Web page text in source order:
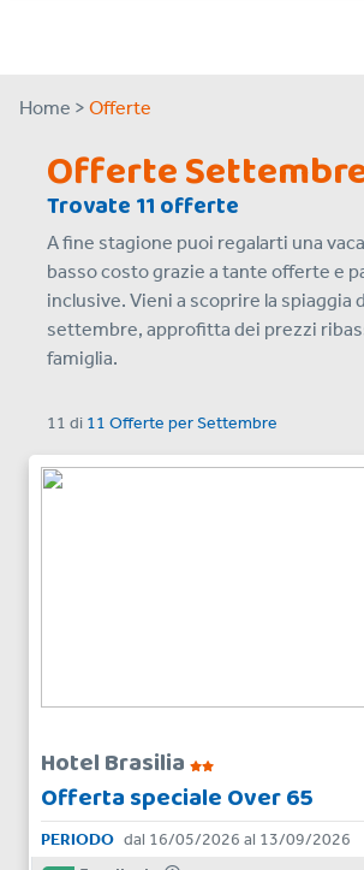
Home > Offerte
Offerte
Trovate 11 offerte
A fine stagione puoi regalarti una
basso costo grazie a tante offerte e
inclusive. Vieni a scoprire la spiaggia
settembre, approfitta dei prezzi
famiglia.
11 di 11 Offerte perSettembre
Hotel Brasilia
Offerta speciale Over 65
PERIODO dal 16/05/2026 al 13/09/2026